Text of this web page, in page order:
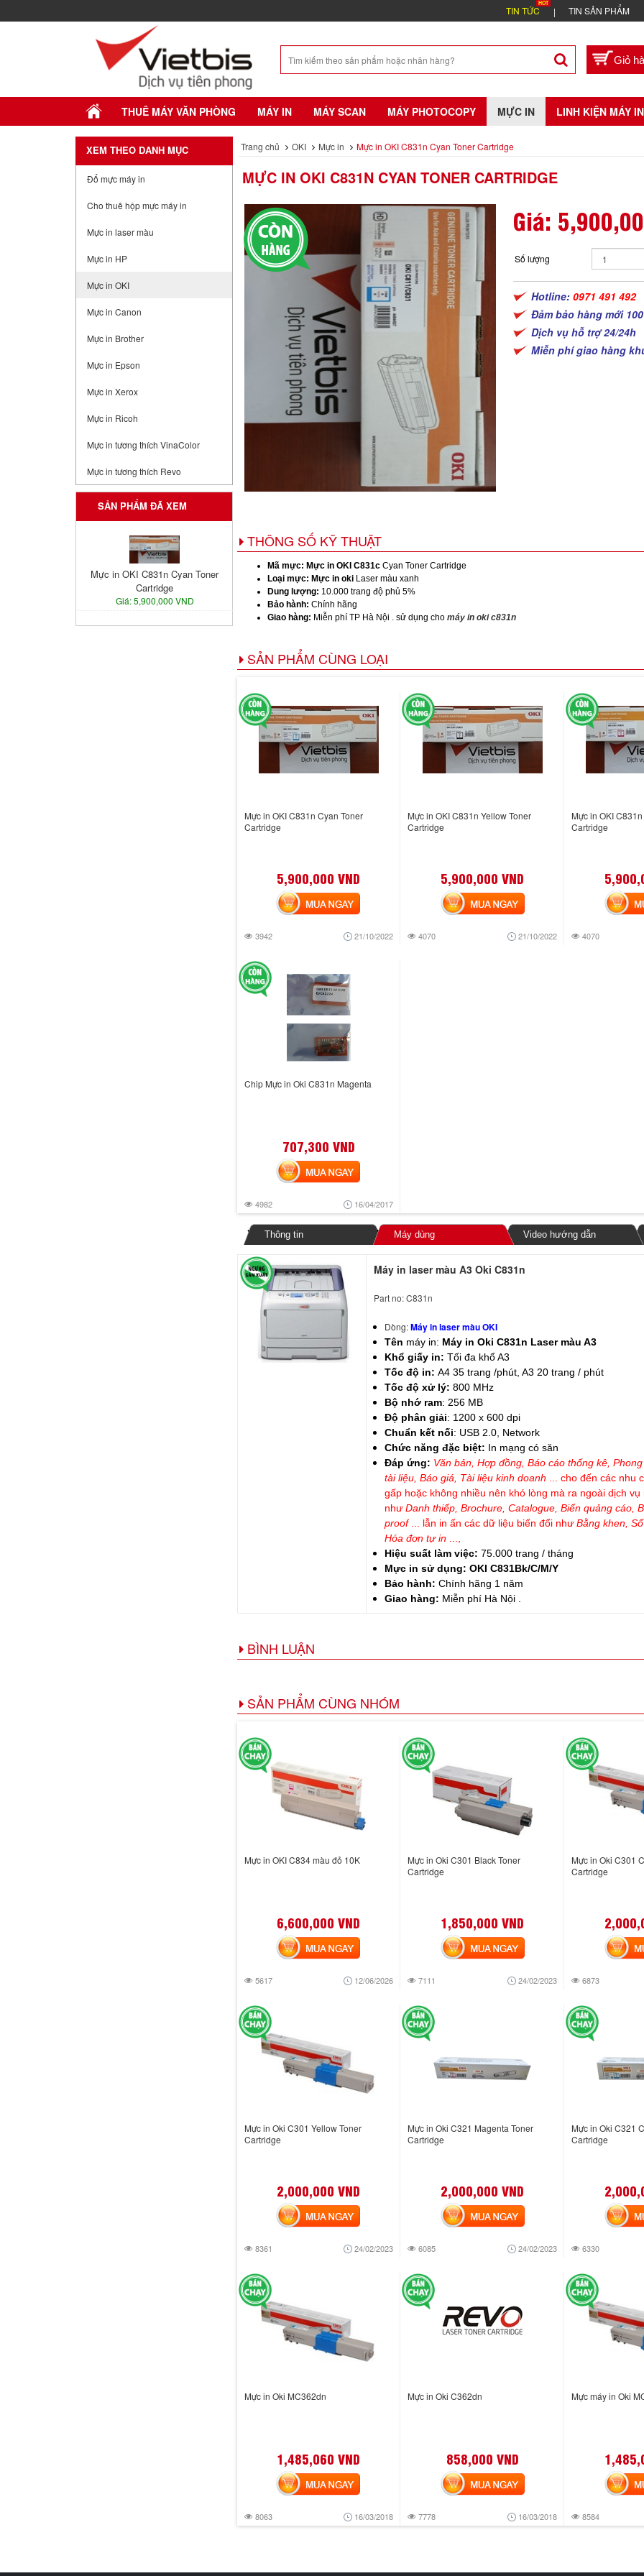
TIN TỨC TIN SẢN PHẨM
THUÊ MÁY VĂN PHÒNG MÁY IN MÁY SCAN MÁY PHOTOCOPY MỰC IN LINH KIỆN MÁY IN
XEM THEO DANH MỤC
Đổ mực máy in
Cho thuê hộp mực máy in
Mực in laser màu
Mực in HP
Mực in OKI
Mực in Canon
Mực in Brother
Mực in Epson
Mực in Xerox
Mực in Ricoh
Mực in tương thích VinaColor
Mực in tương thích Revo
SẢN PHẨM ĐÃ XEM
Mực in OKI C831n Cyan Toner
Cartridge
Giá: 5,900,000 VND
Trang chủ OKI Mực in Mực in OKI C831n Cyan Toner Cartridge
MỰC IN OKI C831N CYAN TONER CARTRIDGE
Giá:
Số lượng
Hotline:0971 491 492
Đảm bảo hàng mới
Dịch vụ hỗ trợ 24/24h
Miễn phí giao hàng
THÔNG SỐ KỸ THUẬT
Mã mực: Mực in OKI C831cCyan Toner Cartridge
Loại mực: Mực in okiLaser màu xanh
Dung lượng: 10.000 trang độ phủ 5%
Bảo hành: Chính hãng
Giao hàng: Miễn phí TP Hà Nội . sử dụng cho máy in oki c831n
SẢN PHẨM CÙNG LOẠI
Mực in OKI C831n Cyan Toner
Cartridge
5,900,000 VND
3942 21/10/2022
MUA NGAY
Mực in OKI C831n Yellow Toner
Cartridge
5,900,000 VND
4070 21/10/2022
MUA NGAY
Mực in OKI
Cartridge
4070
Chip Mực in Oki C831n Magenta
707,300 VND
4982 16/04/2017
MUA NGAY
Thông tin Máy dùng Video hướng dẫn
Máy in laser màu A3 Oki C831n
Part no: C831n
Dòng:Máy in laser màu OKI
Tên máy in: Máy in Oki C831n Laser màu A3
Khổ giấy in: Tối đa khổ A3
Tốc độ in: A4 35 trang /phút, A3 20 trang / phút
Tốc độ xử lý:800 MHz
Bộ nhớ ram: 256 MB
Độ phân giải: 1200 x 600 dpi
Chuẩn kết nối: USB 2.0, Network
Chức năng đặc biệt: In mạng có săn
Đáp ứng: Văn bản, Hợp đồng, Báo cáo thống kê,
tài liệu, Báo giá, Tài liệu kinh doanh ... cho đến các nhu
gấp hoặc không nhiều nên khó lòng mà ra ngoài dịch
nhưDanh thiếp, Brochure, Catalogue, Biển quảng cáo,
proof... lẫn in ấn các dữ liệu biến đổi nhưBằng khen,
Hóa đơn tự in
Hiệu suất làm việc: 75.000 trang / tháng
Mực in sử dụng: OKI C831Bk/C/M/Y
Bảo hành: Chính hãng 1 năm
Giao hàng: Miễn phí Hà Nội .
BÌNH LUẬN
SẢN PHẨM CÙNG NHÓM
Mực in OKI C834 màu đỏ 10K
6,600,000 VND
5617 12/06/2026
MUA NGAY
Mực in Oki C301 Black Toner
Cartridge
1,850,000 VND
7111 24/02/2023
MUA NGAY
Mực in Oki C301
Cartridge
6873
Mực in Oki C301 Yellow Toner
Cartridge
2,000,000 VND
8361 24/02/2023
MUA NGAY
Mực in Oki C321 Magenta Toner
Cartridge
2,000,000 VND
6085 24/02/2023
MUA NGAY
Mực in Oki C321
Cartridge
6330
Mực in Oki MC362dn
1,485,060 VND
8063 16/03/2018
MUA NGAY
Mực in Oki C362dn
858,000 VND
7778 16/03/2018
MUA NGAY
Mực máy in Oki
8584